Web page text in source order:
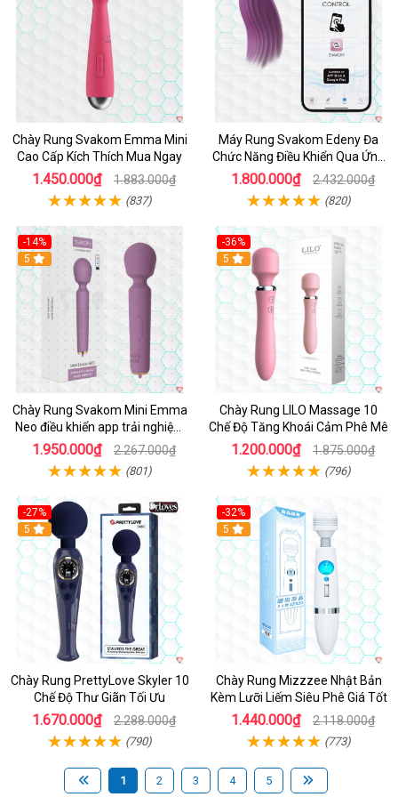
Chày Rung Svakom Emma Mini
Cao Cấp Kích Thích Mua Ngay
1.450.000₫ 1.883.000₫
(837)
Máy Rung Svakom Edeny Đa
Chức Năng Điều Khiển Qua Ứng
Dụng
1.800.000₫ 2.432.000₫
(820)
-14%
Hot
5
Chày Rung Svakom Mini Emma
Neo điều khiển app trải nghiệm
đỉnh
1.950.000₫ 2.267.000₫
(801)
-36%
Hot
5
Chày Rung LILO Massage 10
Chế Độ Tăng Khoái Cảm Phê Mê
1.200.000₫ 1.875.000₫
(796)
-27%
Hot
5
Chày Rung PrettyLove Skyler 10
Chế Độ Thư Giãn Tối Ưu
1.670.000₫ 2.288.000₫
(790)
-32%
Hot
5
Chày Rung Mizzzee Nhật Bản
Kèm Lưỡi Liếm Siêu Phê Giá Tốt
1.440.000₫ 2.118.000₫
(773)
1 2 3 4 5